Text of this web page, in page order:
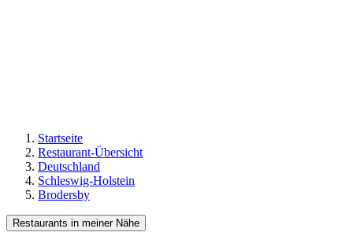
Startseite
Restaurant-Übersicht
Deutschland
Schleswig-Holstein
Brodersby
Restaurants in meiner Nähe